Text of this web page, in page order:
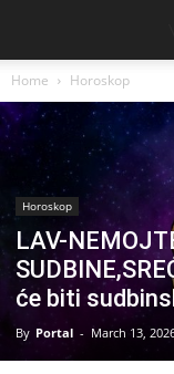
Home Horoskop
Horoskop
LAV-
će biti
By Portal - March 13,